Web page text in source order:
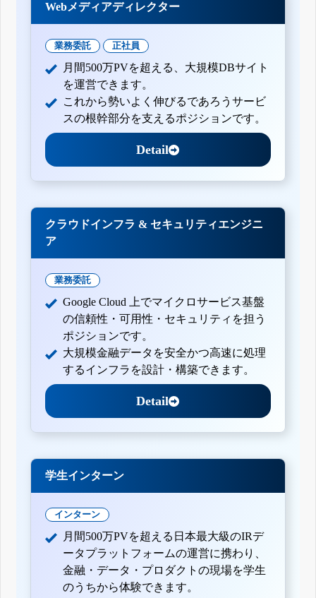
Webメディアディレクター
業務委託 正社員
月間500万PVを超える、大規模DBサイト
を運営できます。
これから勢いよく伸びるであろうサービ
スの根幹部分を支えるポジションです。
Detail
クラウドインフラ & セキュリティエンジニ
ア
業務委託
Google Cloud 上でマイクロサービス基盤
の信頼性・可用性・セキュリティを担う
ポジションです。
大規模金融データを安全かつ高速に処理
するインフラを設計・構築できます。
Detail
学生インターン
インターン
月間500万PVを超える日本最大級のIRデ
ータプラットフォームの運営に携わり、
金融・データ・プロダクトの現場を学生
のうちから体験できます。